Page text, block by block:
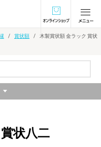
オンラインショ
賞状額
木製賞状額 金ラック 賞状
状八二